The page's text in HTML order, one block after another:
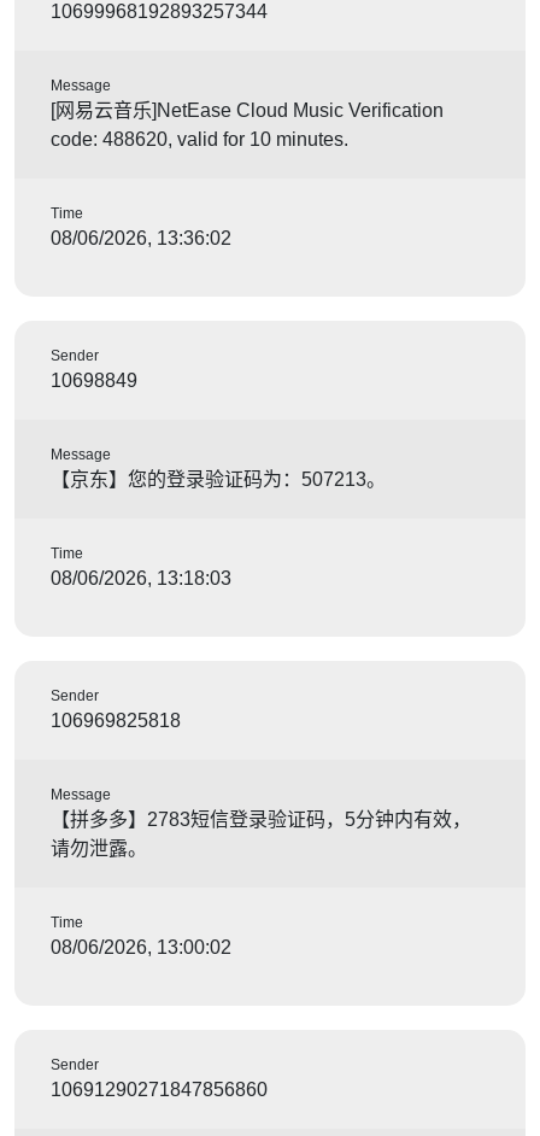
10699968192893257344
Message
[网易云音乐]NetEase Cloud Music Verification
code: 488620, valid for 10 minutes.
Time
08/06/2026, 13:36:02
Sender
10698849
Message
【京东】您的登录验证码为：507213。
Time
08/06/2026, 13:18:03
Sender
106969825818
Message
【拼多多】2783短信登录验证码，5分钟内有效，
请勿泄露。
Time
08/06/2026, 13:00:02
Sender
10691290271847856860